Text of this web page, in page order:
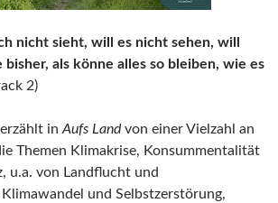
nicht sieht, will es nicht sehen, will
als könne alles so bleiben, wie es
2)
in Aufs Landvon einer Vielzahl an
Themen Klimakrise, Konsummentalität
u.a. von Landflucht und
Klimawandel und Selbstzerstörung,